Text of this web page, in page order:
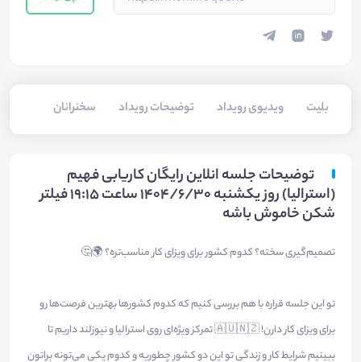
بلیت‌ ویدیوی رویداد توضیحات رویداد سخنرانان
توضیحات جلسه انلاین رایگان کاریابی فهیم
(استرالیا) روز یکشنبه 1404/6/30 ساعت 19:15 فیلتر
شکن خاموش باشه
تصمیم‌گیری سخته؟ کدوم کشور برای ویزای کار مناسب‌تره؟ 🌍🤔
تو این جلسه قراره با هم بررسی کنیم که کدوم کشورها بهترین فرصت‌ها رو
برای ویزای کار دارن! 🇦🇺🇳🇿 تمرکز ویژه‌ای روی استرالیا و نیوزلند داریم تا
ببینیم شرایط کار و زندگی تو این دو کشور چطوریه و کدوم یکی می‌تونه براتون